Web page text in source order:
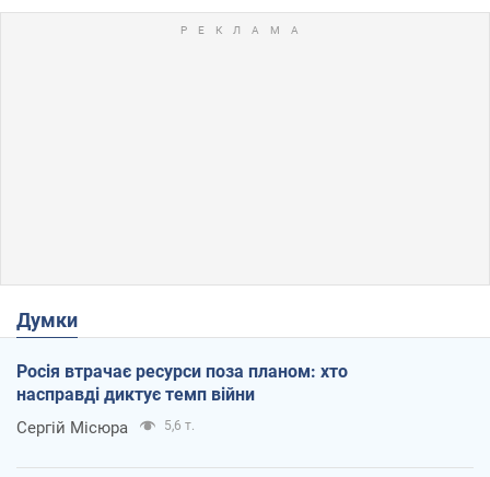
Думки
Росія втрачає ресурси поза планом: хто
насправді диктує темп війни
Сергій Місюра 5,6 т.